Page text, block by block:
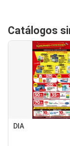
Catálogos
DIA